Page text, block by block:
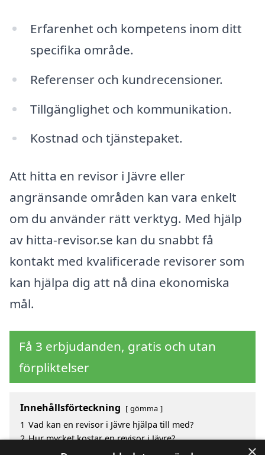
Erfarenhet och kompetens inom ditt
specifika område.
Referenser och kundrecensioner.
Tillgänglighet och kommunikation.
Kostnad och tjänstepaket.
Att hitta en revisor i Jävre eller
angränsande områden kan vara enkelt
om du använder rätt verktyg. Med hjälp
av hitta-revisor.se kan du snabbt få
kontakt med kvalificerade revisorer som
kan hjälpa dig att nå dina ekonomiska
mål.
Få 3 erbjudanden, gratis och utan
förpliktelser
Innehållsförteckning gömma
1 Vad kan en revisor i Jävre hjälpa till med?
2 Hur mycket kostar en revisor i Jävre?
Fördelar med att välja revisor i Jävre